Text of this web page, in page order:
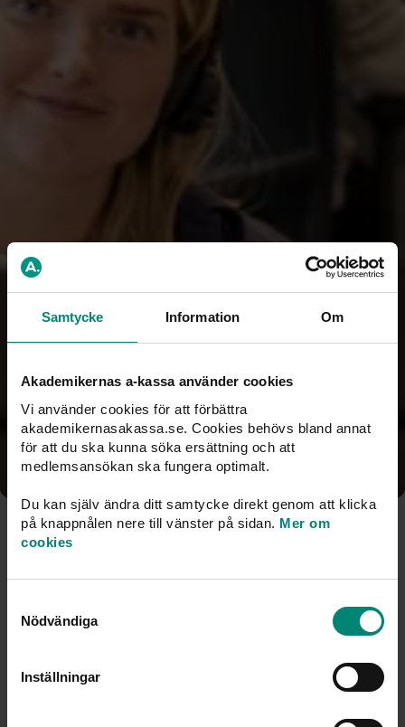
Samtycke Information Om
Akademikernas a-kassa använder cookies
Vi använder cookies för att förbättra
akademikernasakassa.se. Cookies behövs bland annat
för att du ska kunna söka ersättning och att
medlemsansökan ska fungera optimalt.
Du kan själv ändra ditt samtycke direkt genom att klicka
på knappnålen nere till vänster på sidan. Mer om
cookies
Nödvändiga
Inställningar
Inkomstförsäkring via
fackförbundet
inkomstförsäkring kan man få upp till 80 procent av hela
Inkomstförsäkring via facket
Vanliga frågor om a-kassan
Vilken a kassa är billigast?
Vilken a‑kassa har snabbast handläggningstid?